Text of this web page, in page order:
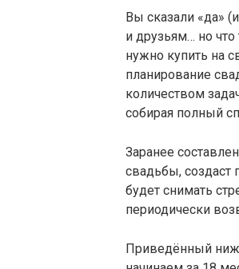
Вы сказали «да»
и друзьям… но
нужно купить на
планирование
количеством
собирая полный
Заранее
свадьбы, создаст
будет снимать
периодически
Приведённый